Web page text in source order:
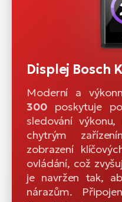
Displej Bosch
Moderní a
300poskytuje
sledování
chytrým
zobrazení
ovládání, což
je navržen tak,
nárazům.